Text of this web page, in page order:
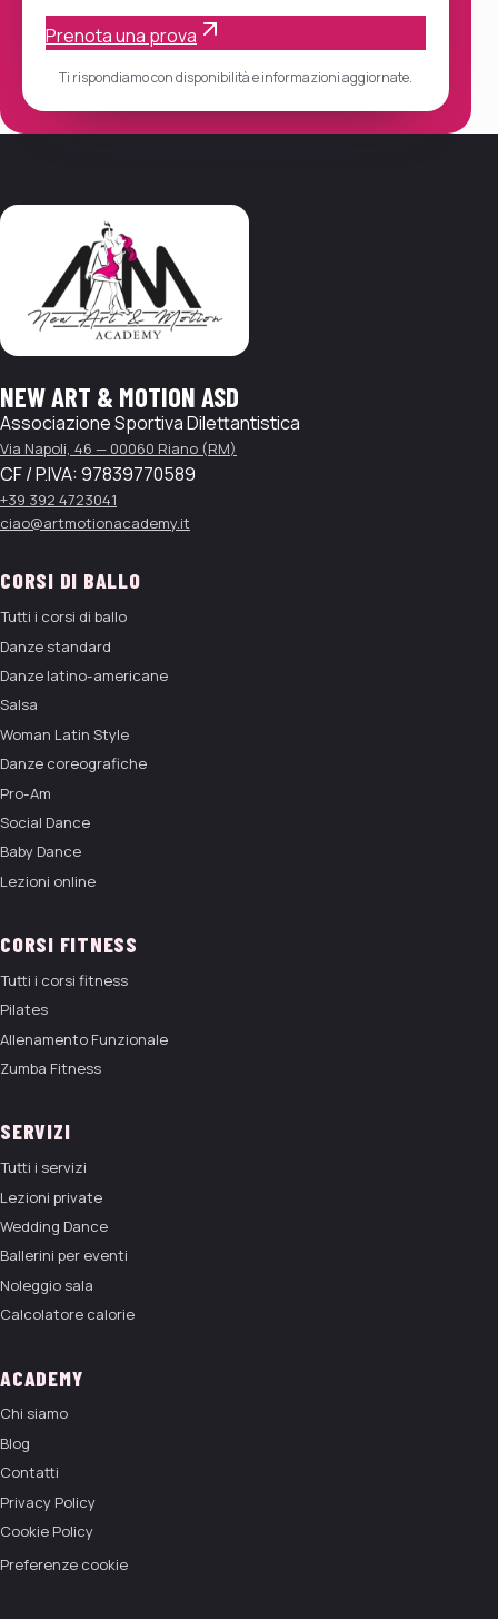
Prenota una prova
Ti rispondiamo con disponibilità e informazioni aggiornate.
NEW ART & MOTION ASD
Associazione Sportiva Dilettantistica
Via Napoli, 46 — 00060 Riano (RM)
CF / P.IVA:97839770589
+39 392 4723041
ciao@artmotionacademy.it
CORSI DI BALLO
Tutti i corsi di ballo
Danze standard
Danze latino-americane
Salsa
Woman Latin Style
Danze coreografiche
Pro-Am
Social Dance
Baby Dance
Lezioni online
CORSI FITNESS
Tutti i corsi fitness
Pilates
Allenamento Funzionale
Zumba Fitness
SERVIZI
Tutti i servizi
Lezioni private
Wedding Dance
Ballerini per eventi
Noleggio sala
Calcolatore calorie
ACADEMY
Chi siamo
Blog
Contatti
Privacy Policy
Cookie Policy
Preferenze cookie